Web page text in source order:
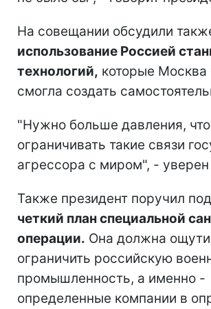
На совещании обсудили
использование Россией
технологий, которые Москва
смогла создать
"Нужно больше давления,
ограничивать такие связи
агрессора с миром", -
Также президент поручил
четкий план специальной
операции. Она должна
ограничить российскую
промышленность, а именно -
определенные компании в